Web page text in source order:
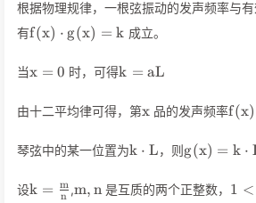
根据物理规律，一根弦振动的发声频率与
有f(x)\cdot
g(x) = k
f(x) ⋅ g(x) = k 成立。
当x=0
x = 0 时，可得k=aL
k = aL
由十二平均律可得，第x
x 品的发声频率f(x)
琴弦中的某一位置为k
L
k ⋅ L，则g(x)=k
\cdot
L
g(x) = k ⋅
设k=\frac{m}
k = n
m ,m,n
m, n 是互质的两个正整数， 1 <